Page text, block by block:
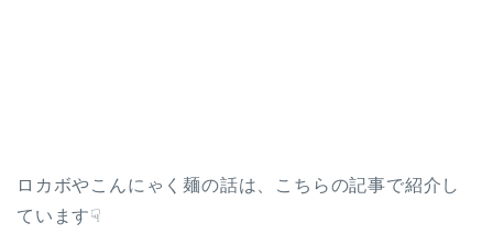
ロカボやこんにゃく麺の話は、こちらの記事で紹介し
ています☟